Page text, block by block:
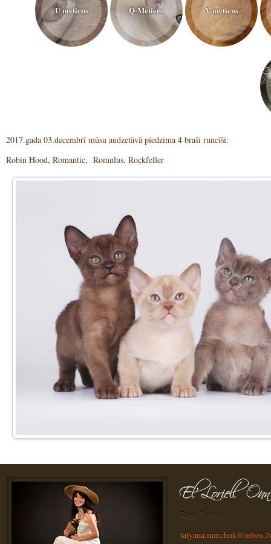
U metiens Q-Metiens V metiens
2017.gada 03.decembrī mūsu audzetāvā piedzima 4 braši runcīši:
Robin Hood, Romantic, Romulus, Rockfeller
Rīga, Latvija